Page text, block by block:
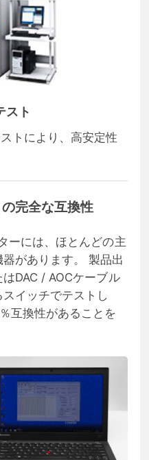
スト
トにより、高安定性
完全な互換性
ーには、ほとんどの主
があります。 製品出
DAC / AOCケーブル
イッチでテストし
互換性があることを